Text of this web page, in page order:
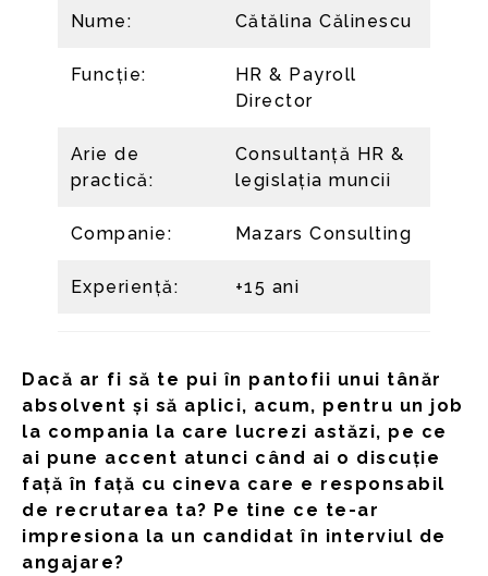
Nume: Cătălina Călinescu
Funcție:
HR & Payroll
Director
Arie de
practică:
Consultanță HR &
legislația muncii
Companie: Mazars Consulting
Experiență: +15 ani
Dacă ar fi să te pui în pantofii unui tânăr
absolvent și să aplici, acum, pentru un job
la compania la care lucrezi astăzi, pe ce
ai pune accent atunci când ai o discuție
față în față cu cineva care e responsabil
de recrutarea ta? Pe tine ce te-ar
impresiona la un candidat în interviul de
angajare?